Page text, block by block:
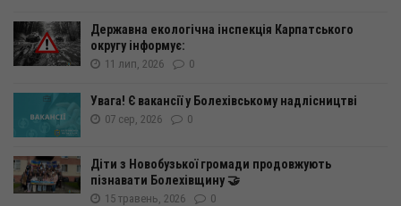
Державна екологічна інспекція Карпатського
округу інформує:
11 лип, 2026 0
Увага! Є вакансії у Болехівському надлісництві
07 сер, 2026 0
Діти з Новобузької громади продовжують
пізнавати Болехівщину 🤝
15 травень, 2026 0